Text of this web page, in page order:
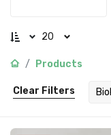
20
Products
Clear Filters